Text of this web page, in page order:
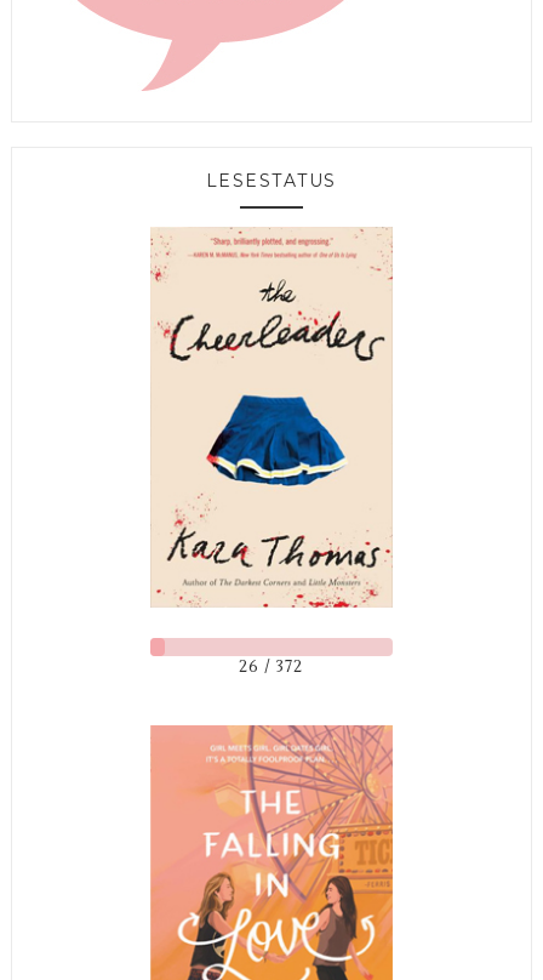
LESESTATUS
26 / 372